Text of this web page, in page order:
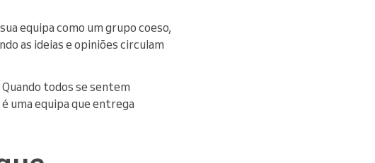
equipa como um grupo coeso,
as ideias e opiniões circulam
todos se sentem
uma equipa que entrega